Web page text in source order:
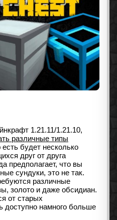
1.21.11/1.21.10,
различные типы
будет несколько
друг от друга
предполагает, что вы
сундуки, это не так.
различные
золото и даже обсидиан.
от старых
доступно намного больше